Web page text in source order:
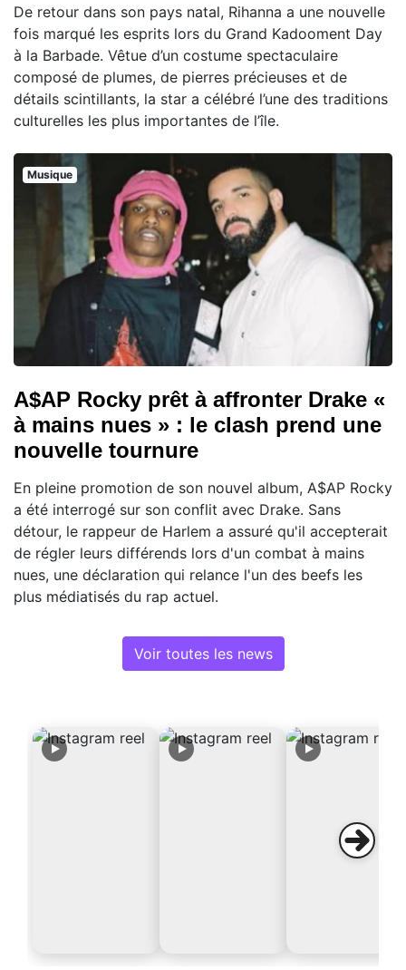
De retour dans son pays natal, Rihanna a une nouvelle
fois marqué les esprits lors du Grand Kadooment Day
à la Barbade. Vêtue d’un costume spectaculaire
composé de plumes, de pierres précieuses et de
détails scintillants, la star a célébré l’une des traditions
culturelles les plus importantes de l’île.
Musique
A$AP Rocky prêt à affronter Drake «
à mains nues » : le clash prend une
nouvelle tournure
En pleine promotion de son nouvel album, A$AP Rocky
a été interrogé sur son conflit avec Drake. Sans
détour, le rappeur de Harlem a assuré qu'il accepterait
de régler leurs différends lors d'un combat à mains
nues, une déclaration qui relance l'un des beefs les
plus médiatisés du rap actuel.
Voir toutes les news